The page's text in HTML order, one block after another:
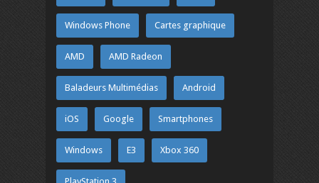
Windows Phone Cartes graphique
AMD AMD Radeon
Baladeurs Multimédias Android
iOS Google Smartphones
Windows E3 Xbox 360